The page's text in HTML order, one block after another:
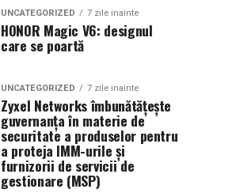
UNCATEGORIZED 7 zile inainte
HONOR Magic V6: designul
care se poartă
UNCATEGORIZED 7 zile inainte
Zyxel Networks îmbunătățește
guvernanța în materie de
securitate a produselor pentru
a proteja IMM-urile și
furnizorii de servicii de
gestionare (MSP)